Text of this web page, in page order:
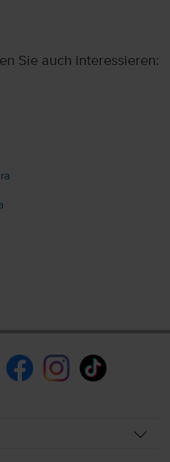
Sie auch interessieren: